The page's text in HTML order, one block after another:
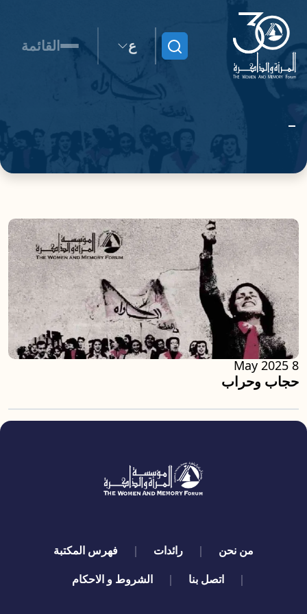
ابحث ع القائمة
حجاب وحراب
8 May 2025
quick links
من نحن رائدات
فهرس المكتبة
اتصل بنا
الشروط و الاحكام